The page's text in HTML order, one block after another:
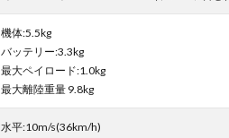
機体:5.5kg
バッテリー:3.3kg
最大ペイロード:1.0kg
最大離陸重量 9.8kg
水平:10m/s(36km/h)